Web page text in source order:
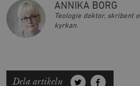
ANNIKA BORG
Teologie doktor, skribent
kyrkan.
Dela artikeln